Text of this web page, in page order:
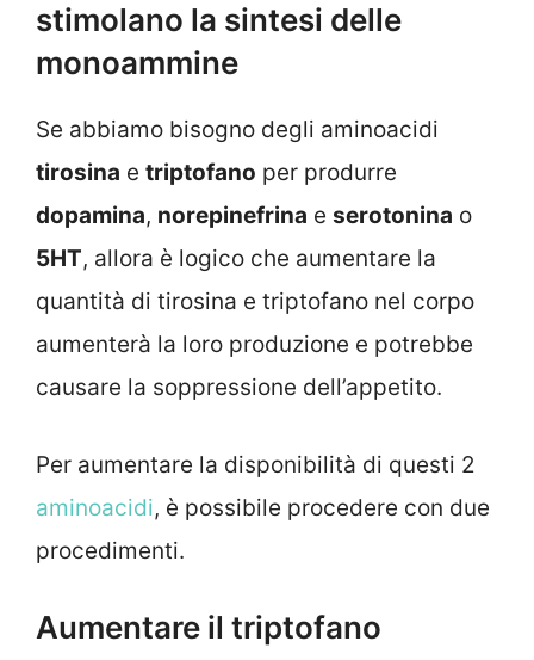
stimolano la sintesi delle
monoammine
Se abbiamo bisogno degli aminoacidi
tirosina e triptofano per produrre
dopamina, norepinefrina e serotonina o
5HT, allora è logico che aumentare la
quantità di tirosina e triptofano nel corpo
aumenterà la loro produzione e potrebbe
causare la soppressione dell’appetito.
Per aumentare la disponibilità di questi 2
aminoacidi, è possibile procedere con due
procedimenti.
Aumentare il triptofano